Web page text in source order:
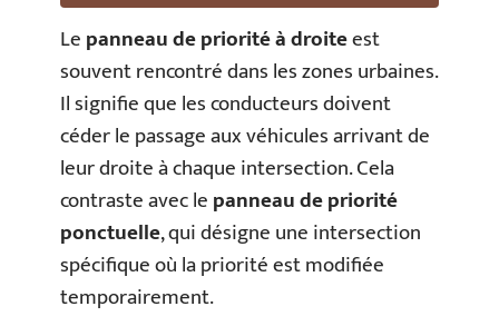
Lepanneau de priorité à droiteest
souvent rencontré dans les zones urbaines.
Il signifie que les conducteurs doivent
céder le passage aux véhicules arrivant de
leur droite à chaque intersection. Cela
contraste avec lepanneau de priorité
ponctuelle, qui désigne une intersection
spécifique où la priorité est modifiée
temporairement.